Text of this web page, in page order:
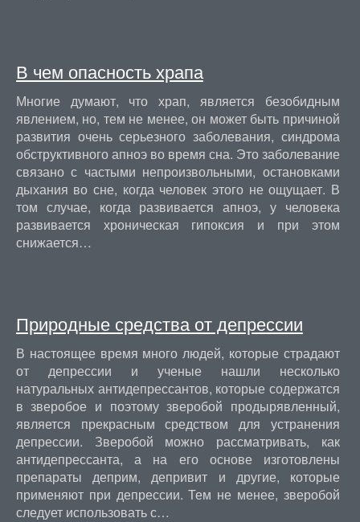
В чем опасность храпа
Многие думают, что храп, является безобидным
явлением, но, тем не менее, он может быть причиной
развития очень серьезного заболевания, синдрома
обструктивного апноэ во время сна. Это заболевание
связано с частыми непроизвольными, остановками
дыхания во сне, когда человек этого не ощущает. В
том случае, когда развивается апноэ, у человека
развивается хроническая гипоксия и при этом
снижается…
Природные средства от депрессии
В настоящее время много людей, которые страдают
от депрессии и ученые нашли несколько
натуральных антидепрессантов, которые содержатся
в зверобое и поэтому зверобой продырявленный,
является прекрасным средством для устранения
депрессии. Зверобой можно рассматривать, как
антидепрессанта, а на его основе изготовлены
препараты деприм, депривит и другие, которые
применяют при депрессии. Тем не менее, зверобой
следует использовать с…